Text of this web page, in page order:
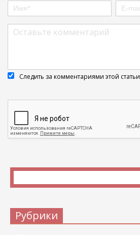
Следить за комментариями этой статьи
Рубрики